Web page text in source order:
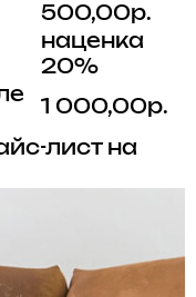
500,00р.
наценка
20%
1 000,00р.
лист на